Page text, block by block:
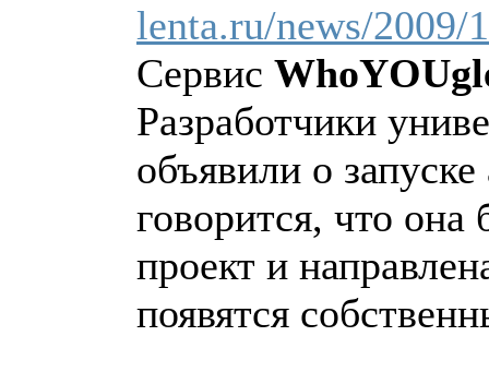
lenta.ru/news/2009/
Сервис
Разработчики
объявили о
говорится, что она
проект и
появятся